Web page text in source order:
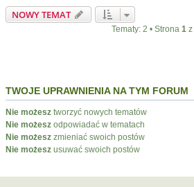
NOWY TEMAT
Tematy: 2 • Strona 1z
TWOJE UPRAWNIENIA NA TYM FORUM
Nie możesz tworzyć nowych tematów
Nie możesz odpowiadać w tematach
Nie możesz zmieniać swoich postów
Nie możesz usuwać swoich postów